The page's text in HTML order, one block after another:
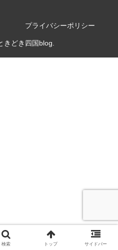
プライバシーポリシー
どき四国blog.
検索 トップ サイドバー